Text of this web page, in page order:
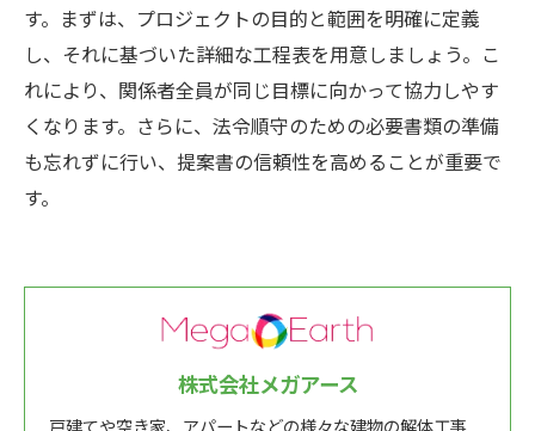
す。まずは、プロジェクトの目的と範囲を明確に定義
し、それに基づいた詳細な工程表を用意しましょう。こ
れにより、関係者全員が同じ目標に向かって協力しやす
くなります。さらに、法令順守のための必要書類の準備
も忘れずに行い、提案書の信頼性を高めることが重要で
す。
株式会社メガアース
戸建てや空き家、アパートなどの様々な建物の解体工事